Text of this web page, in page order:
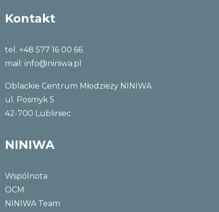
Kontakt
tel. +48 577 16 00 66
mail: info@niniwa.pl
Oblackie Centrum Młodzieży NINIWA
ul. Posmyk 5
42-700 Lubliniec
NINIWA
Wspólnota
OCM
NINIWA Team